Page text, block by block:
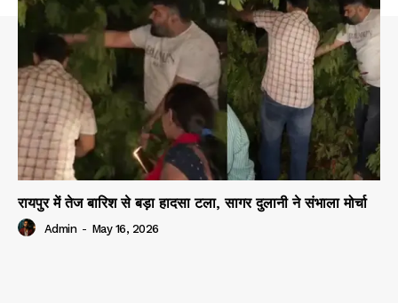
रायपुर में तेज बारिश से बड़ा हादसा टला, सागर दुलानी ने संभाला मोर्चा
Admin - May 16, 2026